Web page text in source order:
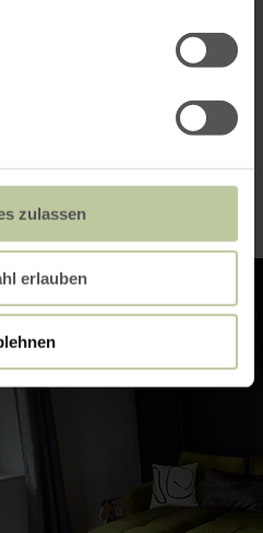
zulassen
erlauben